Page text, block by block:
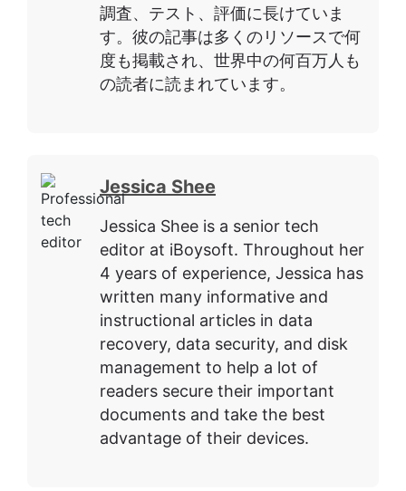
調査、テスト、評価に長けていま
す。彼の記事は多くのリソースで何
度も掲載され、世界中の何百万人も
の読者に読まれています。
Jessica Shee
Jessica Shee is a senior tech
editor at iBoysoft. Throughout her
4 years of experience, Jessica has
written many informative and
instructional articles in data
recovery, data security, and disk
management to help a lot of
readers secure their important
documents and take the best
advantage of their devices.